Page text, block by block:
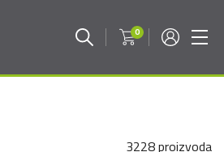
0
3228 proizvoda